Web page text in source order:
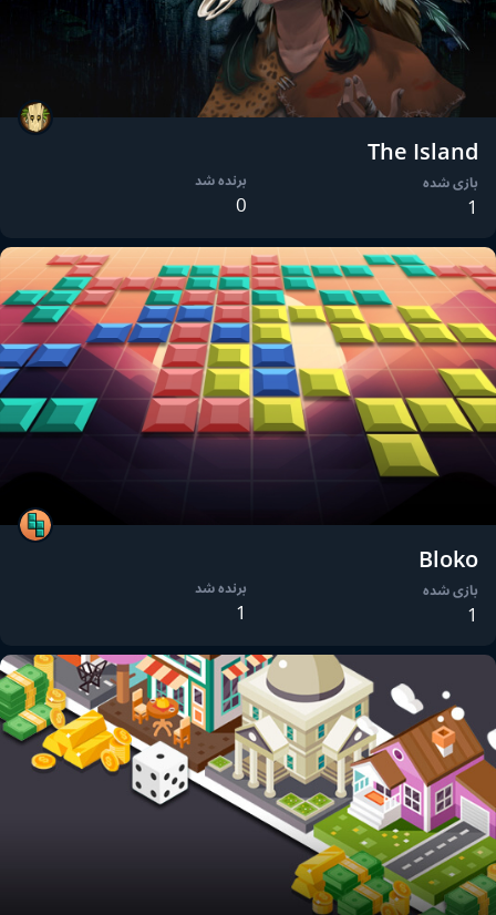
The Island
بازی شده
1
برنده شد
0
Bloko
بازی شده
1
برنده شد
1